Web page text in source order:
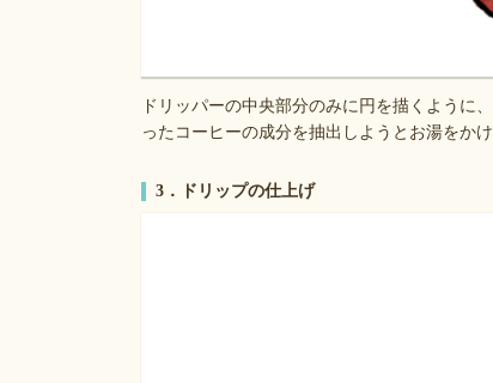
ドリッパーの中央部分のみに円を描くように
ったコーヒーの成分を抽出しようとお湯をか
3．ドリップの仕上げ